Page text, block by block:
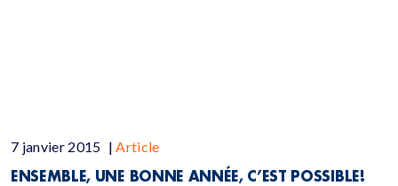
7 janvier 2015 | Article
ENSEMBLE, UNE BONNE ANNÉE, C’EST POSSIBLE!